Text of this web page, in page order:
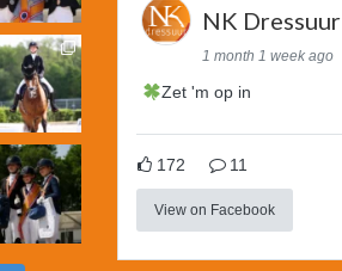
NK Dressuur
1 month 1 week ago
Zet 'm op in
172 11
View on Facebook